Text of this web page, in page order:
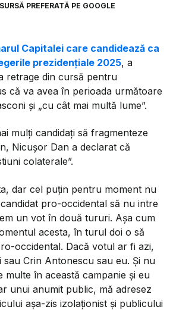
PREFERATĂ PE GOOGLE
Capitalei care candidează ca
prezidențiale 2025, a
retrage din cursă pentru
că va avea în perioada următoare
și „cu cât mai multă lume”.
mulți candidați să fragmenteze
Nicușor Dan a declarat că
colaterale”.
dar cel puțin pentru moment nu
pro-occidental să nu intre
un vot în două tururi. Așa cum
acesta, în turul doi o să
occidental. Dacă votul ar fi azi,
sau Crin Antonescu sau eu. Și nu
multe în această campanie și eu
unui anumit public, mă adresez
așa-zis izolaționist și publicului